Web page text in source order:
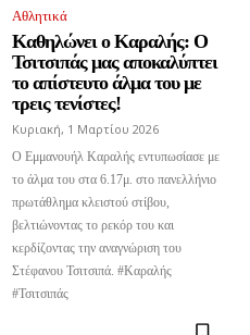
Αθλητικά
Καθηλώνει ο Καραλής: Ο
Τσιτσιπάς μας αποκαλύπτει
το απίστευτο άλμα του με
τρεις τενίστες!
Κυριακή, 1 Μαρτίου 2026
Ο Εμμανουήλ Καραλής εντυπωσίασε με
το άλμα του στα 6.17μ. στο πανελλήνιο
πρωτάθλημα κλειστού στίβου,
βελτιώνοντας το ρεκόρ του και
κερδίζοντας την αναγνώριση του
Στέφανου Τσιτσιπά. #Καραλής
#Τσιτσιπάς